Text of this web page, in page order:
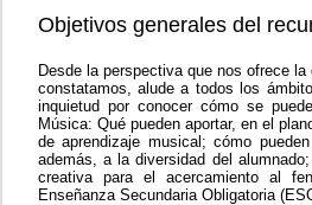
Objetivos generales del
Desde la perspectiva que nos ofrece
constatamos, alude a todos los
inquietud por conocer cómo se
Música: Qué pueden aportar, en el
de aprendizaje musical; cómo
además, a la diversidad del
creativa para el acercamiento al
Enseñanza Secundaria Obligatoria